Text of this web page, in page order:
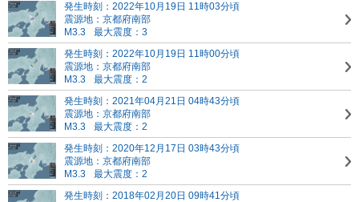
発生時刻：2022年10月19日 11時03分頃
震源地：京都府南部
M3.3
最大震度：3
発生時刻：2022年10月19日 11時00分頃
震源地：京都府南部
M3.3
最大震度：2
発生時刻：2021年04月21日 04時43分頃
震源地：京都府南部
M3.3
最大震度：2
発生時刻：2020年12月17日 03時43分頃
震源地：京都府南部
M3.3
最大震度：2
発生時刻：2018年02月20日 09時41分頃